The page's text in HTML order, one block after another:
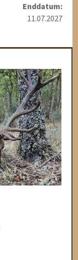
Enddatum:
11.07.2027